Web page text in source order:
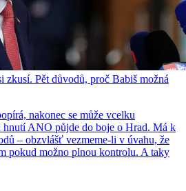
zkusí. Pět důvodů, proč Babiš možná
nakonec se může vcelku
hnutí ANO půjde do boje o Hrad. Má k
– obzvlášť vezmeme-li v úvahu, že
pokud možno plnou kontrolu. A taky